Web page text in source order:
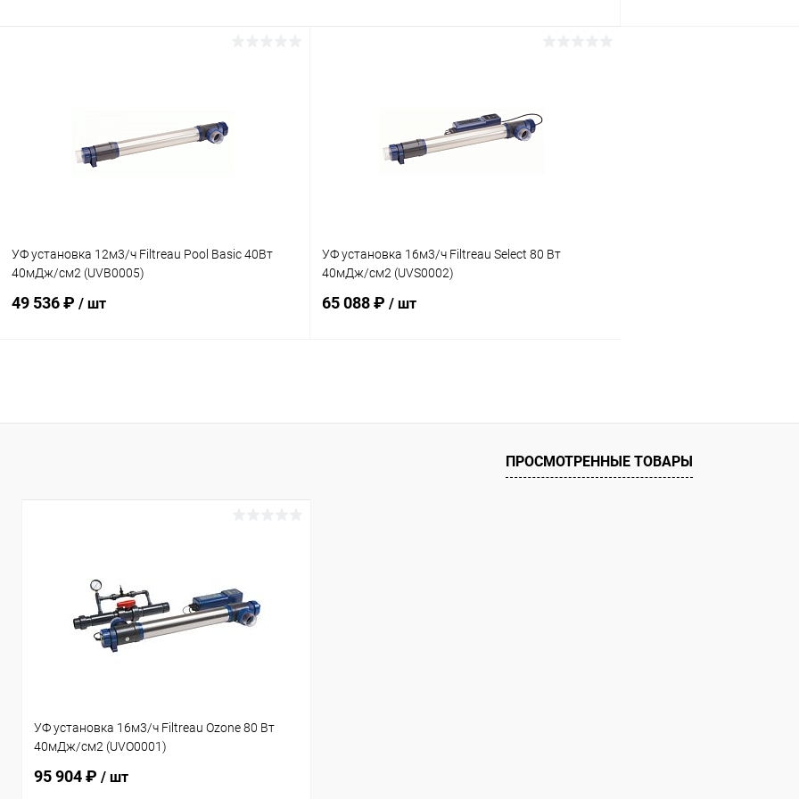
В наличии К сравнению В наличии
УФ установка 12м3/ч Filtreau Pool Basic 40Вт
40мДж/см2 (UVB0005)
49 536 ₽ / шт
В избранное
УФ установка 16м3/ч Filtreau Select 80 Вт
40мДж/см2 (UVS0002)
65 088 ₽ / шт
В избранное
В наличии
ПРОСМОТРЕННЫЕ ТОВАРЫ
УФ установка 16м3/ч Filtreau Ozone 80 Вт
40мДж/см2 (UVO0001)
95 904 ₽ / шт